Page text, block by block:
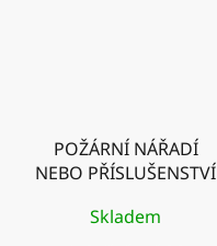
POŽÁRNÍ NÁŘADÍ
NEBO PŘÍSLUŠENSTVÍ
Skladem